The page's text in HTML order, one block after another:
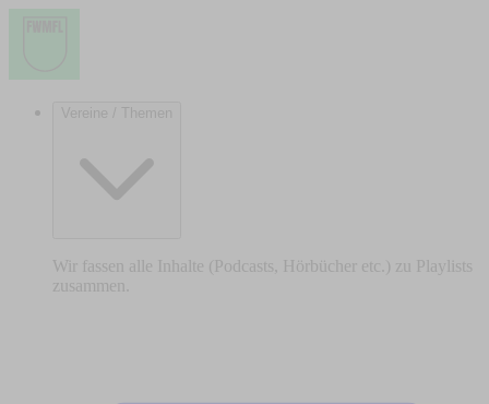
Vereine / Themen
Wir fassen alle Inhalte (Podcasts, Hörbücher etc.) zu Playlists
zusammen.